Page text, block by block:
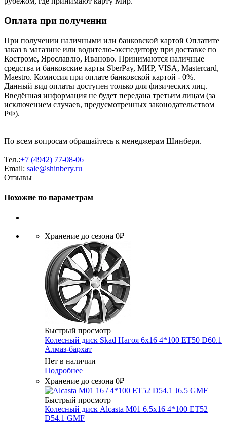
Оплата при получении
При получении наличными или банковской картой Оплатите
заказ в магазине или водителю-экспедитору при доставке по
Костроме, Ярославлю, Иваново. Принимаются наличные
средства и банковские карты SberPay, МИР, VISA, Mastercard,
Maestro. Комиссия при оплате банковской картой - 0%.
Данный вид оплаты доступен только для физических лиц.
Введённая информация не будет передана третьим лицам (за
исключением случаев, предусмотренных законодательством
РФ).
По всем вопросам обращайтесь к менеджерам Шинбери.
Тел.:+7 (4942) 77-08-06
Email: sale@shinbery.ru
Отзывы
Похожие по параметрам
Хранение до сезона 0₽
Быстрый просмотр
Колесный диск Skad Нагоя 6x16 4*100 ET50 D60.1
Алмаз-бархат
Нет в наличии
Подробнее
Хранение до сезона 0₽
Быстрый просмотр
Колесный диск Alcasta M01 6.5x16 4*100 ET52
D54.1 GMF